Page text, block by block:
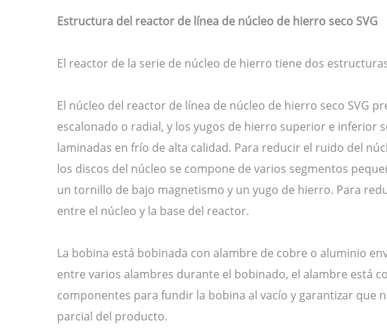
Estructura del reactor de línea de núcleo de hierro seco SVG
El reactor de la serie de núcleo de hierro tiene dos
El núcleo del reactor de línea de núcleo de hierro seco SVG
escalonado o radial, y los yugos de hierro superior e inferior
laminadas en frío de alta calidad. Para reducir el ruido del
los discos del núcleo se compone de varios segmentos
un tornillo de bajo magnetismo y un yugo de hierro. Para
entre el núcleo y la base del reactor.
La bobina está bobinada con alambre de cobre o aluminio
entre varios alambres durante el bobinado, el alambre está
componentes para fundir la bobina al vacío y garantizar que
parcial del producto.